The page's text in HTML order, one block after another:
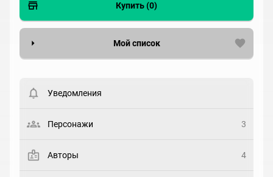
Купить (0)
Мой список
Статус
Уведомления
Персонажи 3
Авторы 4